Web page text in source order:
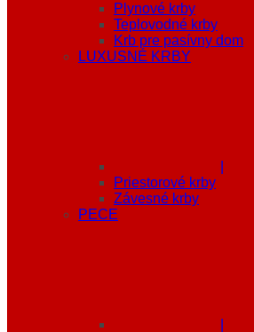
Plynové krby
Teplovodné krby
Krb pre pasívny dom
LUXUSNÉ KRBY
Priestorové krby
Závesné krby
PECE